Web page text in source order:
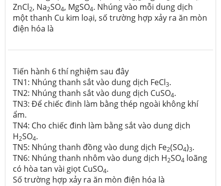
ZnCl2, Na2SO4, MgSO4. Nhúng vào mỗi dung dịch
một thanh Cu kim loại, số trường hợp xảy ra ăn mòn
điện hóa là
Tiến hành 6 thí nghiệm sau đây
TN1: Nhúng thanh sắt vào dung dịch FeCl3.
TN2: Nhúng thanh sắt vào dung dịch CuSO4.
TN3: Để chiếc đinh làm bằng thép ngoài không khí
ẩm.
TN4: Cho chiếc đinh làm bằng sắt vào dung dịch
H2SO4.
TN5: Nhúng thanh đồng vào dung dịch Fe2(SO4)3.
TN6: Nhúng thanh nhôm vào dung dịch H2SO4 loãng
có hòa tan vài giọt CuSO4.
Số trường hợp xảy ra ăn mòn điện hóa là